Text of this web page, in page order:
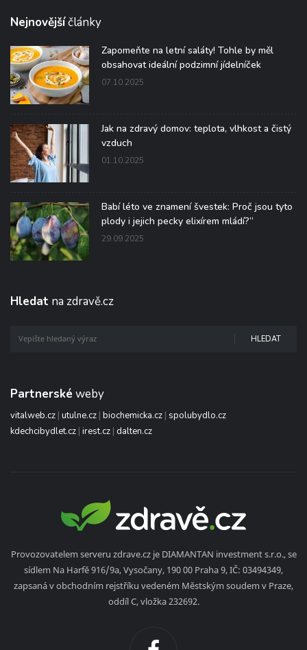
Nejnovějšíčlánky
Zapomeňte na letní saláty! Tohle by měl
obsahovat ideální podzimní jídelníček
07.10.2025
Jak na zdravý domov: teplota, vlhkost a čistý
vzduch
01.10.2025
Babí léto ve znamení švestek: Proč jsou tyto
plody i jejich pecky elixírem mládí?“
29.09.2025
Hledat na zdravě.cz
HLEDAT
Partnerské weby
vitalweb.cz | utulne.cz | biochemicka.cz | spolubydlo.cz
kdechcibydlet.cz | irest.cz | dalten.cz
Provozovatelem serveru zdrave.cz je DIAMANTAN investment s.r.o., se
sídlem Na Harfě 916/9a, Vysočany, 190 00 Praha 9, IČ: 03494349,
zapsaná v obchodním rejstříku vedeném Městským soudem v Praze,
oddíl C, vložka 232692.